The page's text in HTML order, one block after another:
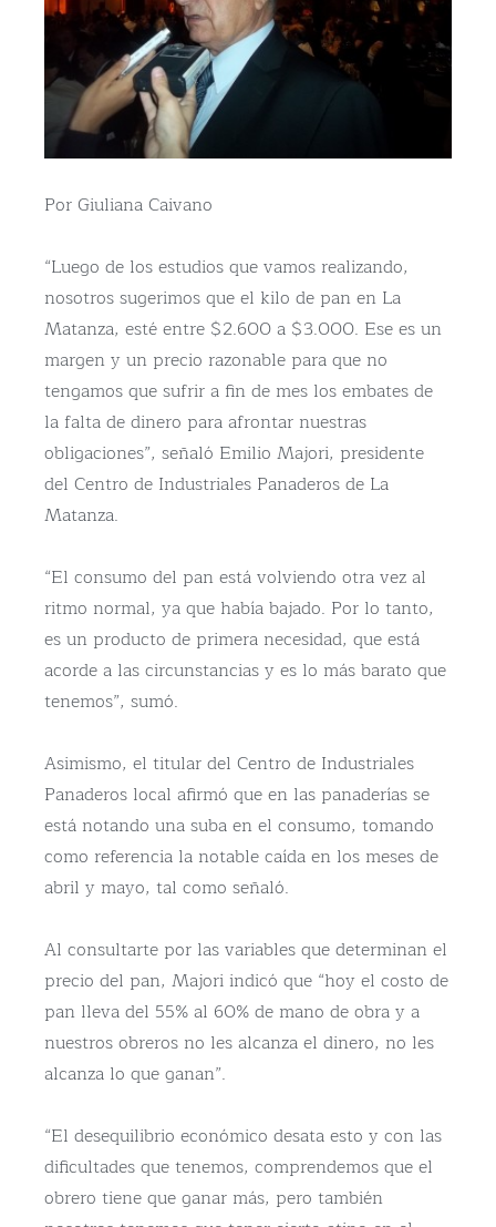
Por Giuliana Caivano
“Luego de los estudios que vamos realizando,
nosotros sugerimos que el kilo de pan en La
Matanza, esté entre $2.600 a $3.000. Ese es un
margen y un precio razonable para que no
tengamos que sufrir a fin de mes los embates de
la falta de dinero para afrontar nuestras
obligaciones”, señaló Emilio Majori, presidente
del Centro de Industriales Panaderos de La
Matanza.
“El consumo del pan está volviendo otra vez al
ritmo normal, ya que había bajado. Por lo tanto,
es un producto de primera necesidad, que está
acorde a las circunstancias y es lo más barato que
tenemos”, sumó.
Asimismo, el titular del Centro de Industriales
Panaderos local afirmó que en las panaderías se
está notando una suba en el consumo, tomando
como referencia la notable caída en los meses de
abril y mayo, tal como señaló.
Al consultarte por las variables que determinan el
precio del pan, Majori indicó que “hoy el costo de
pan lleva del 55% al 60% de mano de obra y a
nuestros obreros no les alcanza el dinero, no les
alcanza lo que ganan”.
“El desequilibrio económico desata esto y con las
dificultades que tenemos, comprendemos que el
obrero tiene que ganar más, pero también